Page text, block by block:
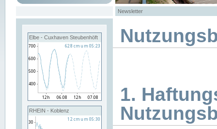
Newsletter
Elbe - Cuxhaven Steubenhöft
RHEIN - Koblenz
1.